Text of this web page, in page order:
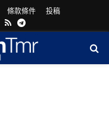
條款條件 投稿
RssTelegram